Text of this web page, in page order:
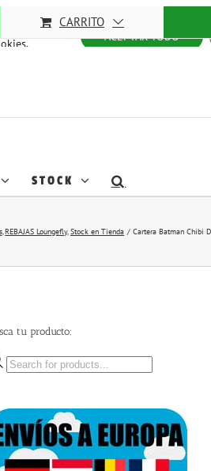
CARRITO
STOCK
REBAJAS Loungefly Stock en Tienda Cartera Batman Chibi
tu producto:
Búsqueda
.
ACEPTAR TODO